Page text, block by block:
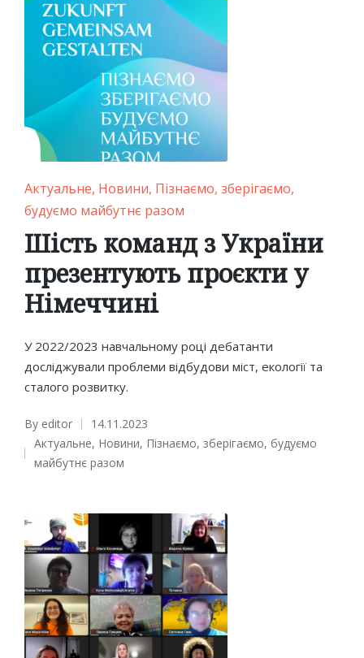
Posted
in
Актуальне Новини Пізнаємо, зберігаємо,
будуємо майбутнє разом
Шість команд з України
презентують проєкти у
Німеччині
У 2022/2023 навчальному році дебатанти
досліджували проблеми відбудови міст, екології та
сталого розвитку.
Posted
by
By editor 14.11.2023
Posted
Актуальне, Новини, Пізнаємо, зберігаємо, будуємо
майбутнє разом